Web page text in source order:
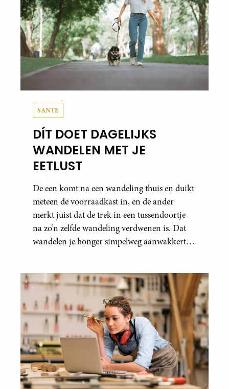
SANTE
DÍT DOET DAGELIJKS
WANDELEN MET JE
EETLUST
De een komt na een wandeling thuis en duikt
meteen de voorraadkast in, en de ander
merkt juist dat de trek in een tussendoortje
na zo’n zelfde wandeling verdwenen is. Dat
wandelen je honger simpelweg aanwakkert,